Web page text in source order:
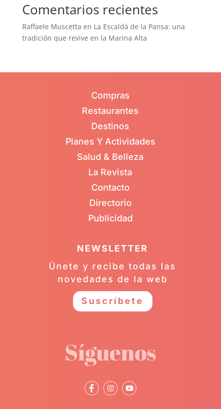
Comentarios recientes
Raffaele Muscetta en La Escaldà de la Pansa: una
tradición que revive en la Marina Alta
Compras
Restaurantes
Destinos
Planes Y Actividades
Salud & Belleza
La Revista
Contacto
Directorio
Publicidad
NEWSLETTER
Únete y recibe todas las
novedades de la web
Suscríbete
Síguenos